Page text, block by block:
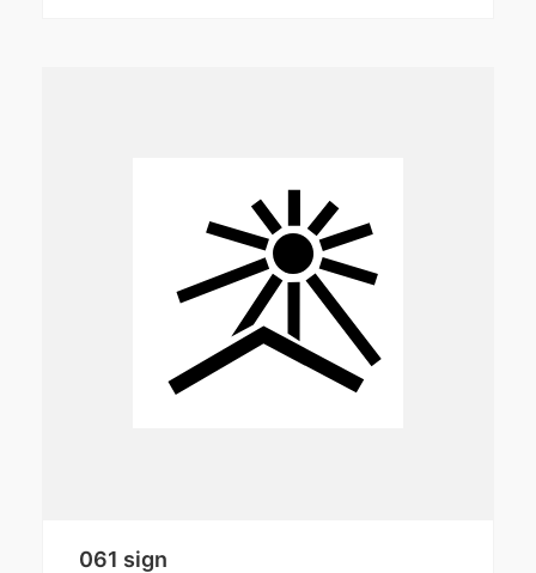
061 sign